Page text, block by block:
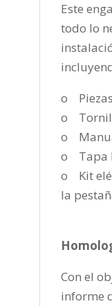
Este
todo lo
o
o
o
o Tapa
o Kit
la
Con el
informe